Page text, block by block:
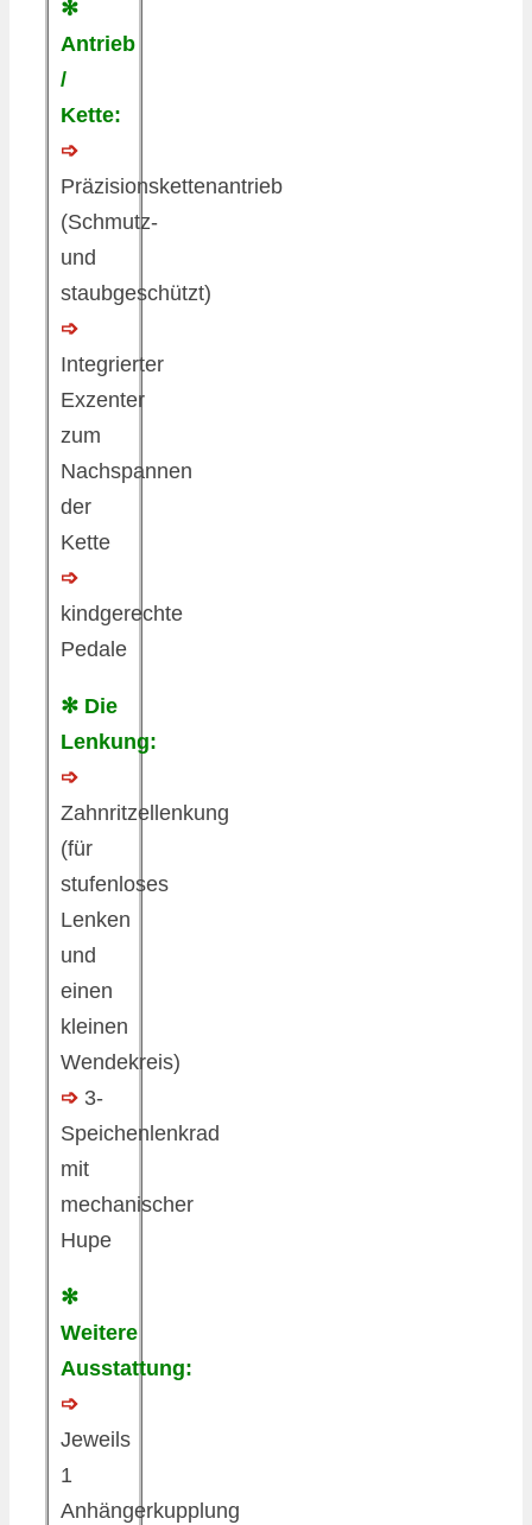
✻
Antrieb
/
Kette:
➩
Präzisionskettenantrieb
(Schmutz-
und
staubgeschützt)
➩
Integrierter
Exzenter
zum
Nachspannen
der
Kette
➩
kindgerechte
Pedale
✻ Die
Lenkung:
➩
Zahnritzellenkung
(für
stufenloses
Lenken
und
einen
kleinen
Wendekreis)
➩ 3-
Speichenlenkrad
mit
mechanischer
Hupe
✻
Weitere
Ausstattung:
➩
Jeweils
1
Anhängerkupplung